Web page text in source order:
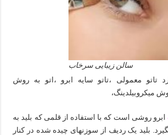
سالن زیبایی سرخاب
تاتو معمولی ،تاتو سایه ابرو ،اتو به روش
میکروبیلدینگ،
ابرو روشی است که با استفاده از قلمی که بلید به
بلید یک ردیف از سوزنهای چیده شده در کنار